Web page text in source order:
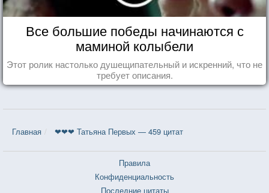
Все большие победы начинаются с
маминой колыбели
Этот ролик настолько душещипательный и искренний, что не
требует описания.
Главная ❤❤❤ Татьяна Первых — 459 цитат
Правила
Конфиденциальность
Последние цитаты